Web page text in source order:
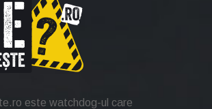
este watchdog-ul care